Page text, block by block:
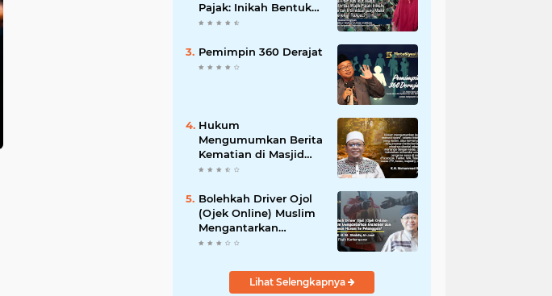
Pajak: Inikah Bentuk
Intimidasi yang Makin
Pemimpin 360 Derajat
Hukum
Mengumumkan Berita
Kematian di Masjid
dan Medsos
Bolehkah Driver Ojol
(Ojek Online) Muslim
Mengantarkan
Makanan dan
Pelanggan?
Lihat Selengkapnya